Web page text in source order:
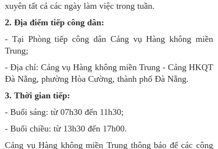
xuyên tất cả các ngày làm việc trong tuần.
2. Địa điểm tiếp công dân:
- Tại Phòng tiếp công dân Cảng vụ Hàng không miền
Trung;
- Địa chỉ: Cảng vụ Hàng không miền Trung - Cảng HKQT
Đà Nẵng, phường Hòa Cường, thành phố Đà Nẵng.
3. Thời gian tiếp:
- Buổi sáng: từ 07h30 đến 11h30;
- Buổi chiều: từ 13h30 đến 17h00.
Cảng vụ Hàng không miền Trung thông báo để các công